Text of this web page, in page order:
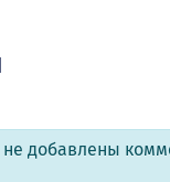
добавлены